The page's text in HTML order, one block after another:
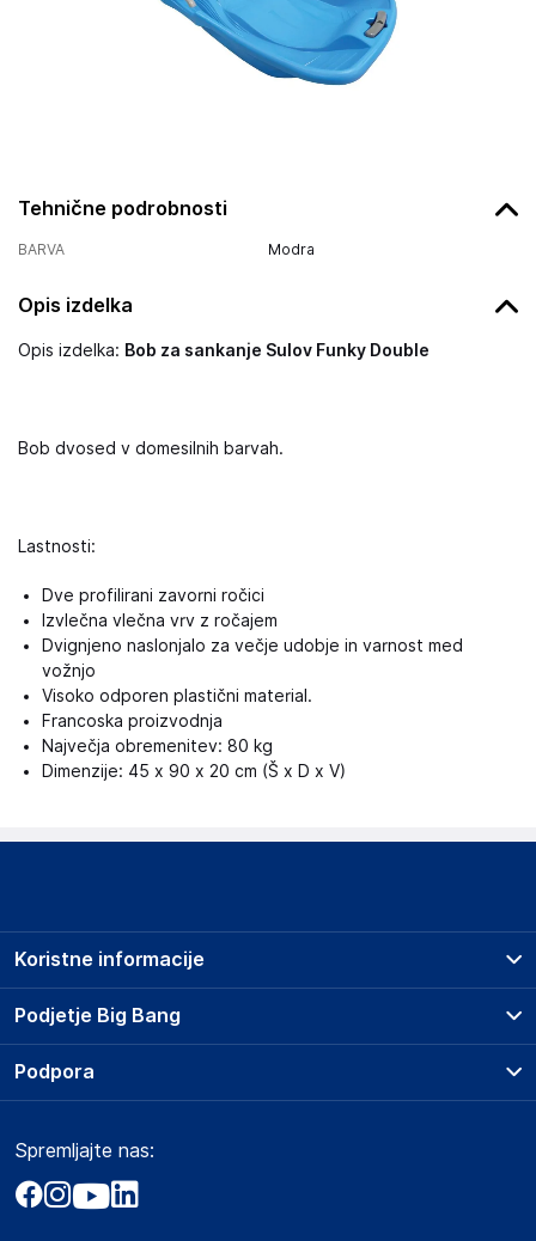
Tehnične podrobnosti
BARVA Modra
Opis izdelka
Opis izdelka: Bob za sankanje Sulov Funky Double
Bob dvosed v domesilnih barvah.
Lastnosti:
Dve profilirani zavorni ročici
Izvlečna vlečna vrv z ročajem
Dvignjeno naslonjalo za večje udobje in varnost med
vožnjo
Visoko odporen plastični material.
Francoska proizvodnja
Največja obremenitev: 80 kg
Dimenzije: 45 x 90 x 20 cm (Š x D x V)
Podjetje Big Bang
O podjetju
Obvestila za javnost
Akt o digitalnih storitvah
Koristne informacije
Prodajna mesta
Storitve
Dostava, vnos in odvoz
Zavarovanje izdelkov
Podpora
Marketplace
Kako oddati naročilo?
Spremljajte nas: